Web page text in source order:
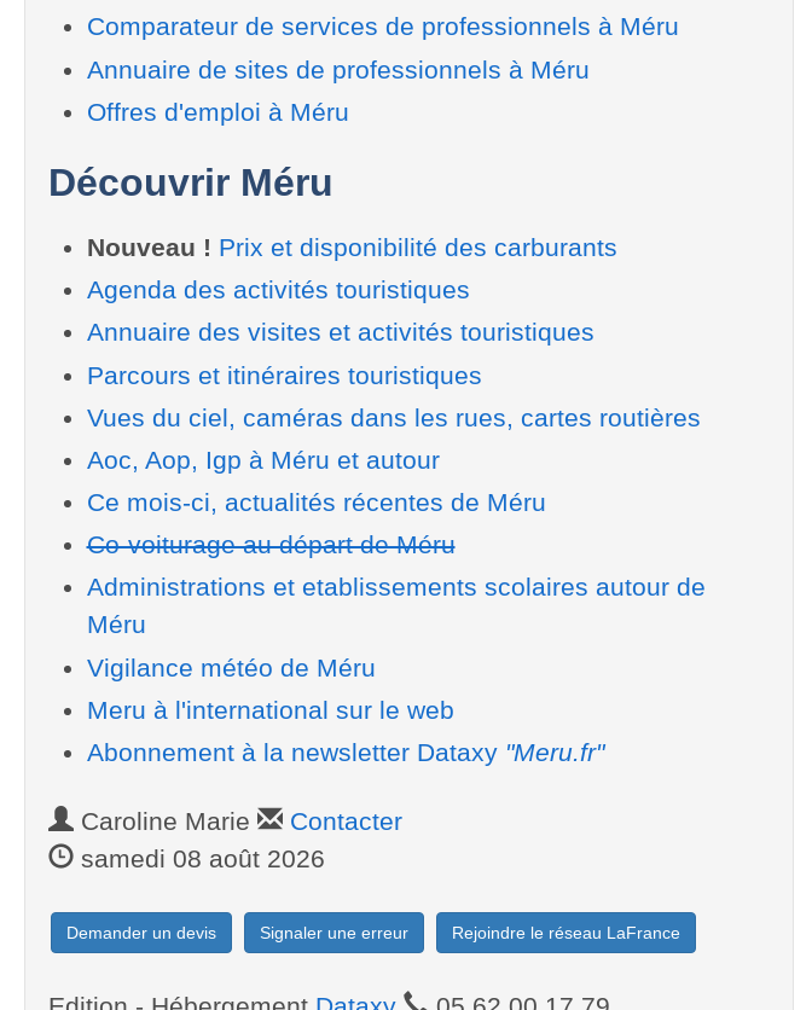
Comparateur de services de professionnels à Méru
Annuaire de sites de professionnels à Méru
Offres d'emploi à Méru
Découvrir Méru
Nouveau ! Prix et disponibilité des carburants
Agenda des activités touristiques
Annuaire des visites et activités touristiques
Parcours et itinéraires touristiques
Vues du ciel, caméras dans les rues, cartes routières
Aoc, Aop, Igp à Méru et autour
Ce mois-ci, actualités récentes de Méru
Co-voiturage au départ de Méru
Administrations et etablissements scolaires autour de
Méru
Vigilance météo de Méru
Meru à l'international sur le web
Abonnement à la newsletter Dataxy "Meru.fr"
Caroline Marie
Contacter
samedi 08 août 2026
Demander un devis Signaler une erreur Rejoindre le réseau LaFrance